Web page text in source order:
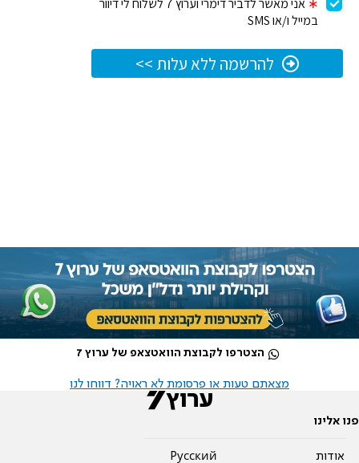
הצטרפו לקבוצת הוואטצאפ של ערוץ 7
מצאתם טעות או פרסומת לא ראויה? דווחו לנו
פנו אלינו
אודות
Pусский